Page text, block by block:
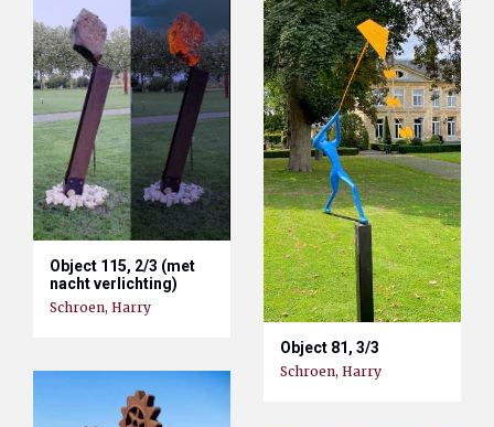
Object 115, 2/3 (met
nacht verlichting)
Schroen, Harry
Object 81, 3/3
Schroen, Harry